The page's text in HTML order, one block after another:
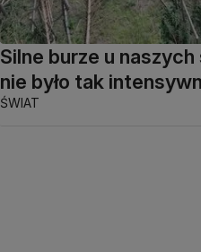
Silne burze u
nie było tak
ŚWIAT